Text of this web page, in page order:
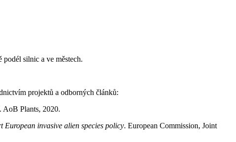
podél silnic a ve městech.
projektů a odborných článků:
. AoB Plants, 2020.
European invasive alien species policy. European Commission, Joint